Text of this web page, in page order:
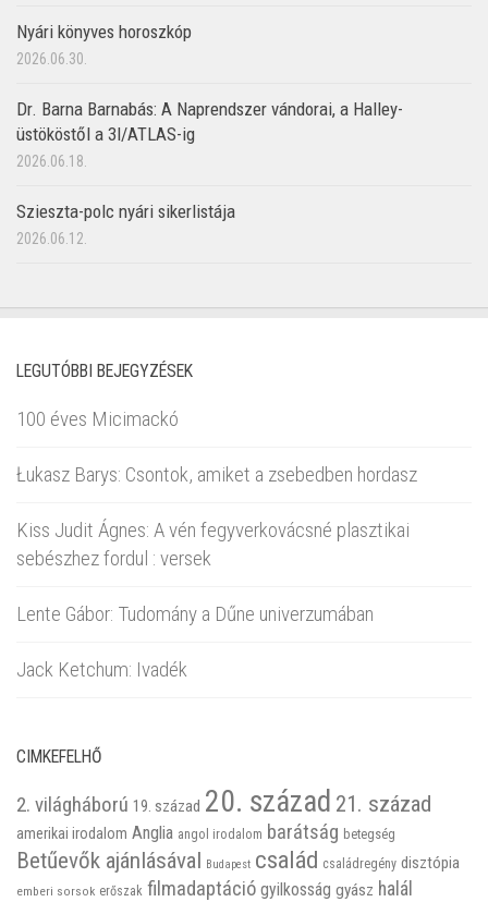
Nyári könyves horoszkóp
2026.06.30.
Dr. Barna Barnabás: A Naprendszer vándorai, a Halley-
üstököstől a 3I/ATLAS-ig
2026.06.18.
Szieszta-polc nyári sikerlistája
2026.06.12.
LEGUTÓBBI BEJEGYZÉSEK
100 éves Micimackó
Łukasz Barys: Csontok, amiket a zsebedben hordasz
Kiss Judit Ágnes: A vén fegyverkovácsné plasztikai
sebészhez fordul : versek
Lente Gábor: Tudomány a Dűne univerzumában
Jack Ketchum: Ivadék
CIMKEFELHŐ
2. világháború 19. század 20. század 21. század
amerikai irodalom Anglia angol irodalom barátság betegség
Betűevők ajánlásával Budapest család családregény disztópia
emberi sorsok erőszak filmadaptáció gyilkosság gyász halál